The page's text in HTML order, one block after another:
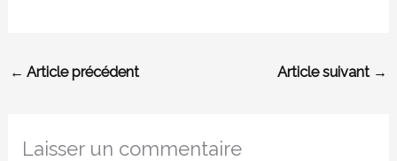
← Article précédent Article suivant →
Laisser un commentaire